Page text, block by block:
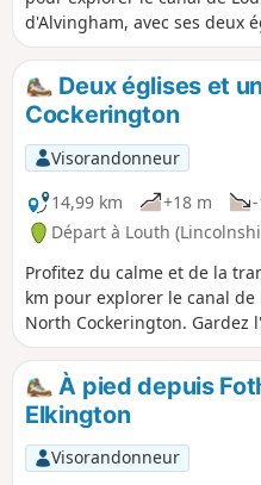
d'Alvingham, avec ses deux
cimetière. Gardez l'œil
martin-pêcheur ou les
chamaillent entre elles.
Deux églises et
Cockerington
Visorandonneur
14,99 km
+18 m
Départ à Louth
Profitez du calme et de la
km pour explorer le canal
North Cockerington.
bleu vif du martin-pêcheur
qui se chamaillent entre elles.
À pied depuis
Elkington
Visorandonneur